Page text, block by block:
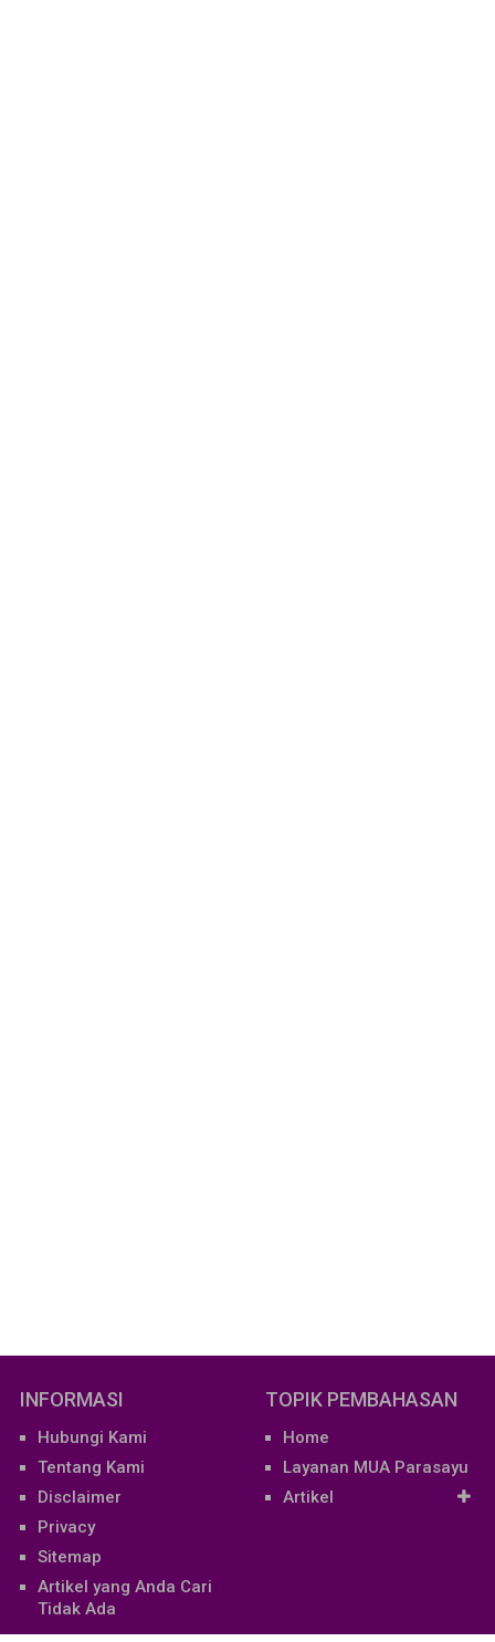
INFORMASI
Hubungi Kami
Tentang Kami
Disclaimer
Privacy
Sitemap
Artikel yang Anda Cari
Tidak Ada
TOPIK PEMBAHASAN
Home
Layanan MUA Parasayu
Artikel